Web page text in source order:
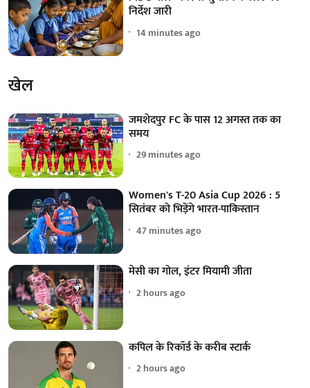
निर्देश जारी
14 minutes ago
खेल
जमशेदपुर FC के पास 12 अगस्त तक का
समय
29 minutes ago
Women's T-20 Asia Cup 2026 : 5
सितंबर को भिड़ेंगे भारत-पाकिस्तान
47 minutes ago
मेसी का गोल, इंटर मियामी जीता
2 hours ago
कपिल के रिकॉर्ड के करीब स्टार्क
2 hours ago